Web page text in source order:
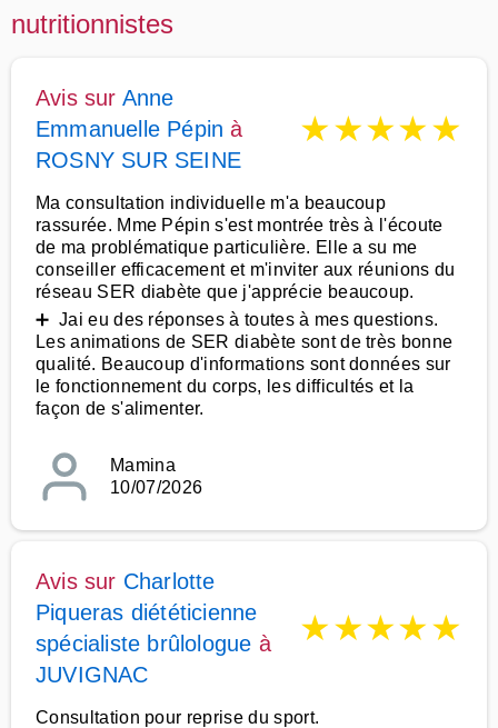
nutritionnistes
Avis sur Anne
Emmanuelle Pépin à
ROSNY SUR SEINE
★★★★★
Ma consultation individuelle m'a beaucoup
rassurée. Mme Pépin s'est montrée très à l'écoute
de ma problématique particulière. Elle a su me
conseiller efficacement et m'inviter aux réunions du
réseau SER diabète que j'apprécie beaucoup.
➕ Jai eu des réponses à toutes à mes questions.
Les animations de SER diabète sont de très bonne
qualité. Beaucoup d'informations sont données sur
le fonctionnement du corps, les difficultés et la
façon de s'alimenter.
Mamina
10/07/2026
Avis sur Charlotte
Piqueras diététicienne
spécialiste brûlologue à
JUVIGNAC
★★★★★
Consultation pour reprise du sport.